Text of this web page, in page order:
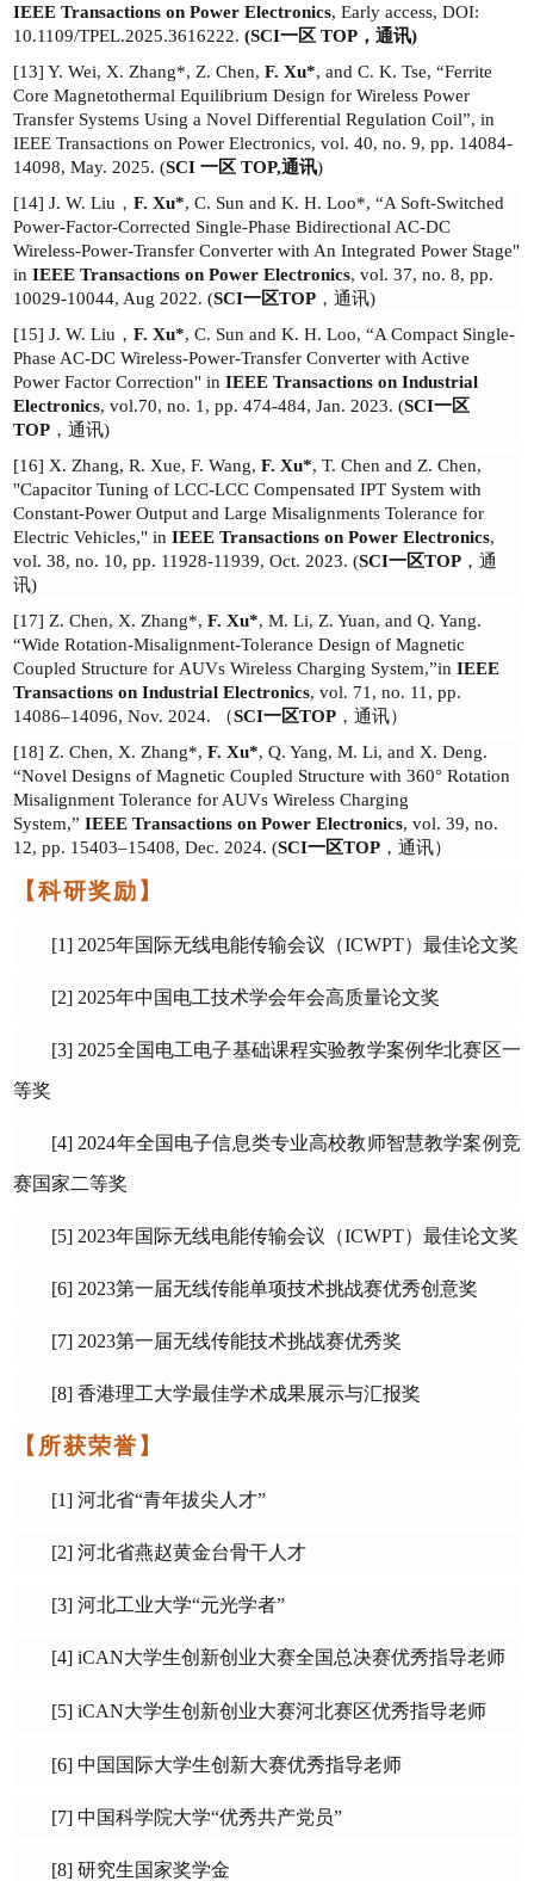
IEEE Transactions on Power Electronics, Early access, DOI:
10.1109/TPEL.2025.3616222. (SCI一区TOP ，通讯)
[13]Y. Wei, X. Zhang*, Z. Chen,F. Xu*, and C. K. Tse,“Ferrite
Core Magnetothermal Equilibrium Design for Wireless Power
Transfer Systems Using a Novel Differential Regulation Coil”, in
IEEE Transactions on Power Electronics, vol. 40, no. 9, pp. 14084-
14098, May. 2025. (SCI一区TOP,通讯)
[14] J. W. Liu ，F. Xu*, C. Sun and K. H. Loo*, “A Soft-Switched
Power-Factor-Corrected Single-Phase Bidirectional AC-DC
Wireless-Power-Transfer Converter with An Integrated Power Stage"
inIEEE Transactions on Power Electronics, vol. 37, no. 8, pp.
10029-10044, Aug 2022. (SCI一区TOP ，通讯)
[15] J. W. Liu ，F. Xu*, C. Sun and K. H. Loo, “A Compact Single-
Phase AC-DC Wireless-Power-Transfer Converter with Active
Power Factor Correction" inIEEE Transactions on Industrial
Electronics, vol.70, no. 1, pp. 474-484, Jan. 2023.(SCI一区
TOP ，通讯)
[16] X. Zhang, R. Xue, F. Wang,F. Xu*, T. Chen and Z. Chen,
"Capacitor Tuning of LCC-LCC Compensated IPT System with
Constant-Power Output and Large Misalignments Tolerance for
Electric Vehicles," inIEEE Transactions on Power Electronics,
vol. 38, no. 10, pp. 11928-11939, Oct. 2023.(SCI一区TOP ，通
讯)
[17] Z. Chen, X. Zhang*, F. Xu*, M. Li, Z. Yuan, and Q. Yang.
“Wide Rotation-Misalignment-Tolerance Design of Magnetic
Coupled Structure for AUVs Wireless Charging System,”inIEEE
Transactions onIndustrial Electronics, vol. 71, no. 11, pp.
14086–14096, Nov. 2024. （SCI一区TOP ，通讯）
[18] Z. Chen, X. Zhang*,F. Xu*, Q. Yang, M. Li, and X. Deng.
“Novel Designs of Magnetic Coupled Structure with 360° Rotation
MisalignmentTolerance for AUVs Wireless Charging
System,” IEEE Transactions on Power Electronics, vol. 39, no.
12, pp. 15403–15408, Dec. 2024. (SCI一区TOP ，通讯）
【科研奖励 】
[1] 2025年国际无线电能传输会议（ICWPT）最佳论文奖
[2] 2025年中国电工技术学会年会高质量论文奖
[3] 2025全国电工电子基础课程实验教学案例华北赛区一
等奖
[4] 2024年全国电子信息类专业高校教师智慧教学案例竞
赛国家二等奖
[5] 2023年国际无线电能传输会议（ICWPT）最佳论文奖
[6] 2023第一届无线传能单项技术挑战赛优秀创意奖
[7] 2023第一届无线传能技术挑战赛优秀奖
[8]香港理工大学最佳学术成果展示与汇报奖
【 所获荣誉】
[1]河北省“青年拔尖人才”
[2]河北省燕赵黄金台骨干人才
[3]河北工业大学“元光学者”
[4] iCAN大学生创新创业大赛全国总决赛优秀指导老师
[5] iCAN大学生创新创业大赛河北赛区优秀指导老师
[6]中国国际大学生创新大赛优秀指导老师
[7]中国科学院大学“优秀共产党员”
[8] 研究生国家奖学金